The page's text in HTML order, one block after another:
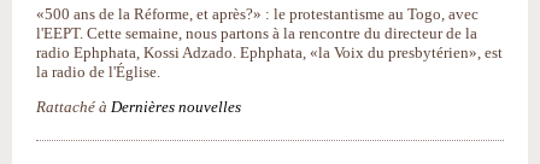
«500 ans de la Réforme, et après?» : le protestantisme au Togo, avec
l'EEPT. Cette semaine, nous partons à la rencontre du directeur de la
radio Ephphata, Kossi Adzado. Ephphata, «la Voix du presbytérien», est
la radio de l'Église.
Rattaché à Dernières nouvelles